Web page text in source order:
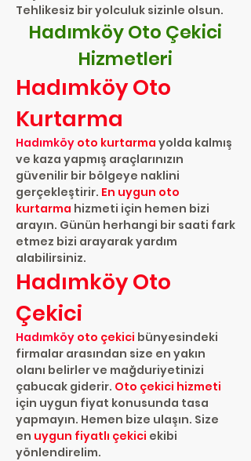
Tehlikesiz bir yolculuk sizinle olsun.
HadımköyOto Çekici
Hizmetleri
Hadımköy Oto
Kurtarma
Hadımköy oto kurtarma yolda kalmış
ve kaza yapmış araçlarınızın
güvenilir bir bölgeye naklini
gerçekleştirir. En uygun oto
kurtarma hizmeti için hemen bizi
arayın. Günün herhangi bir saati fark
etmez bizi arayarak yardım
alabilirsiniz.
Hadımköy Oto
Çekici
Hadımköy oto çekici bünyesindeki
firmalar arasından size en yakın
olanı belirler ve mağduriyetinizi
çabucak giderir. Oto çekici hizmeti
için uygun fiyat konusunda tasa
yapmayın. Hemen bize ulaşın. Size
en uygun fiyatlı çekici ekibi
yönlendirelim.